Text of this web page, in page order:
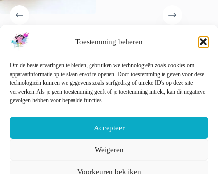
Toestemming beheren
Om de beste ervaringen te bieden, gebruiken we technologieën zoals cookies om
apparaatinformatie op te slaan en/of te openen. Door toestemming te geven voor deze
technologieën kunnen we gegevens zoals surfgedrag of unieke ID's op deze site
verwerken. Als je geen toestemming geeft of je toestemming intrekt, kan dit negatieve
gevolgen hebben voor bepaalde functies.
Accepteer
Weigeren
Voorkeuren bekijken
Merino
garen. Superwash Merino,
€22.00 incl. btw
Gewaardeerd5.00uit 5
Opties selecteren
Merino/nylon garen “Pauw
Dit
Deze